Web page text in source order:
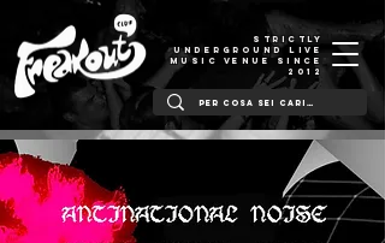
STRICTLY
UNDERGROUND LIVE
MUSIC VENUE SINCE
2012